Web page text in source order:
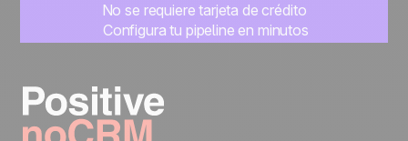
No se requiere tarjeta de crédito
Configura tu pipeline en minutos